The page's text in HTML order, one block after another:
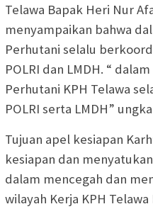
Telawa Bapak Heri Nur
menyampaikan bahwa
Perhutani selalu
POLRI dan LMDH. “
Perhutani KPH Telawa
POLRI serta LMDH”
Tujuan apel kesiapan
kesiapan dan
dalam mencegah dan
wilayah Kerja KPH